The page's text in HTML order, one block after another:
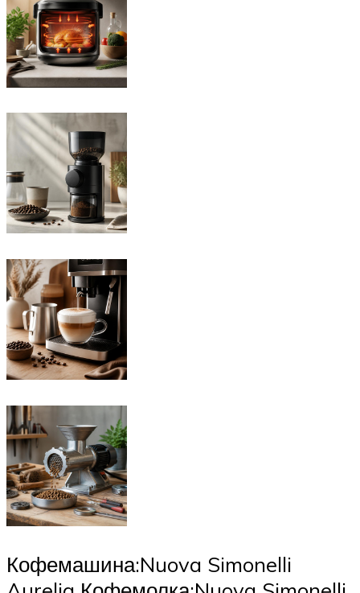
Кофемашина:Nuova Simonelli